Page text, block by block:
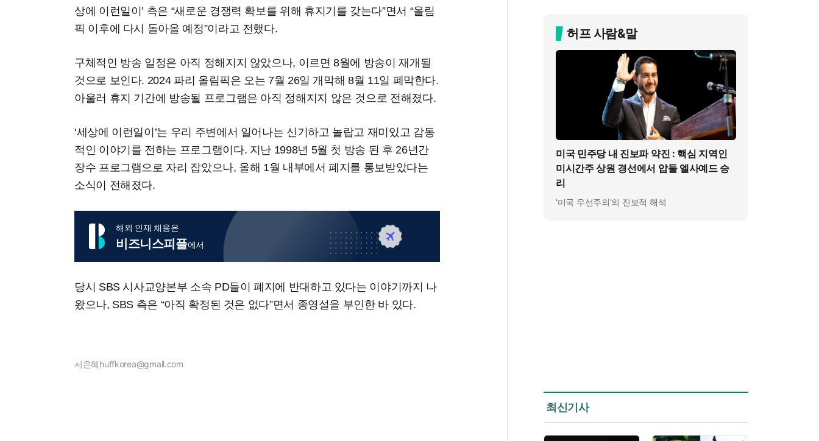
상에 이런일이’ 측은 “새로운 경쟁력 확보를 위해 휴지기를 갖는다”면서 “올림
픽 이후에 다시 돌아올 예정”이라고 전했다.
구체적인 방송 일정은 아직 정해지지 않았으나, 이르면 8월에 방송이 재개될
것으로 보인다. 2024 파리 올림픽은 오는 7월 26일 개막해 8월 11일 폐막한다.
아울러 휴지 기간에 방송될 프로그램은 아직 정해지지 않은 것으로 전해졌다.
‘세상에 이런일이’는 우리 주변에서 일어나는 신기하고 놀랍고 재미있고 감동
적인 이야기를 전하는 프로그램이다. 지난 1998년 5월 첫 방송 된 후 26년간
장수 프로그램으로 자리 잡았으나, 올해 1월 내부에서 폐지를 통보받았다는
소식이 전해졌다.
해외 인재 채용은
비즈니스피플에서
당시 SBS 시사교양본부 소속 PD들이 폐지에 반대하고 있다는 이야기까지 나
왔으나, SBS 측은 “아직 확정된 것은 없다”면서 종영설을 부인한 바 있다.
서은혜huffkorea@gmail.com
허프 사람&말
미국 민주당 내 진보파 약진 : 핵심 지역인
미시간주 상원 경선에서 압둘 엘사예드 승
리
'미국 우선주의'의 진보적 해석
최신기사